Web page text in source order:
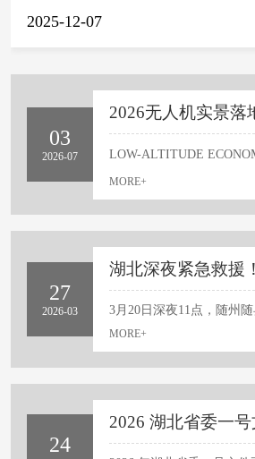
化要求。水稻低矮密植，果树高大
采用统一模式，而需根据具体作物
间需求？下面，湖北云技科技有限
方水稻区，作物生长周期内田面常
度一般不超过1.2米，群体密集。这
行低空匀速飞行。通常将飞行高度
嘴，使药液能穿透上层叶片，沉降
单，可实现连续作业，减少重喷或
下，小麦田虽同样为大田作物，但
立、通风性好，且多数地区实行条
2025-12-07
03
2026-07
MORE+
27
2026-03
MORE+
24